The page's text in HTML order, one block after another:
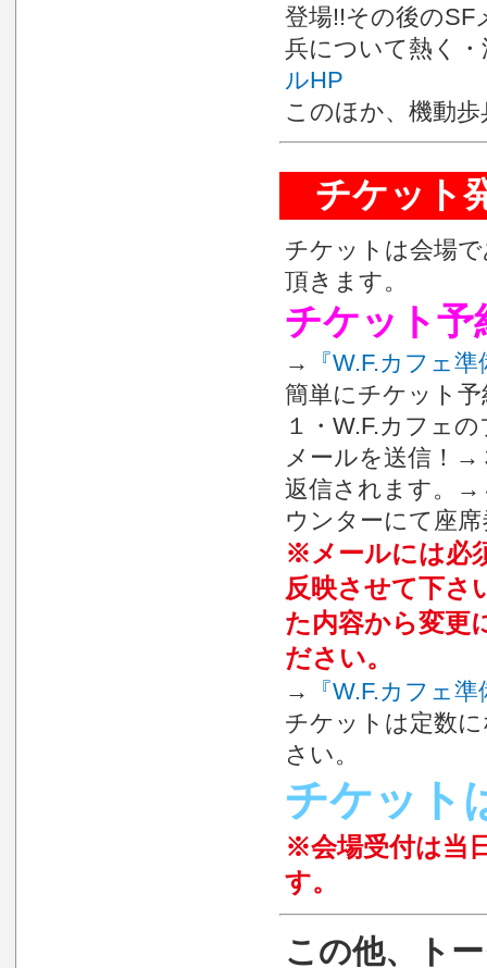
登場!!その後のSF
兵について熱く
ルHP
このほか、機動
チケット
チケットは会場
頂きます。
チケット予
→
『W.F.カフェ
簡単にチケット
１・W.F.カフェ
メールを送信！→
返信されます。→
ウンターにて座
※メールには必
反映させて下さ
た内容から変更
ださい。
→
『W.F.カフェ
チケットは定数
さい。
チケット
※会場受付は当
す。
この他、ト